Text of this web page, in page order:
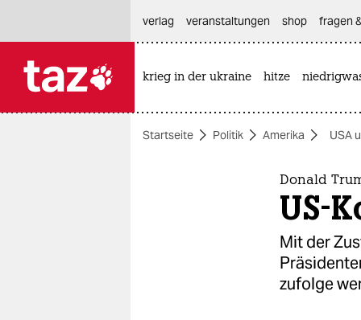
themen
verlag
veranstaltungen shop fragen
krieg in der ukraine hitze
Startseite Politik Amerika USA
Donald
US-
Mit der
zufolge